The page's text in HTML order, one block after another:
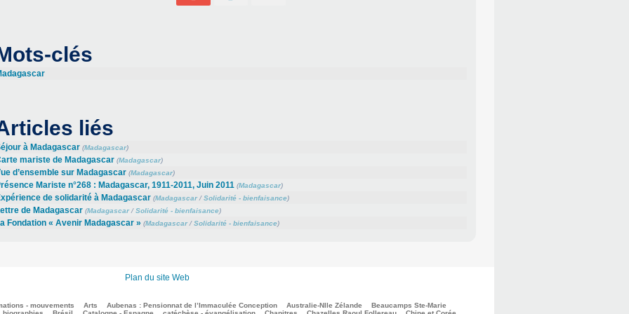
clés
liés
à Madagascar (Madagascar)
mariste de Madagascar (Madagascar)
d’ensemble sur Madagascar (Madagascar)
Mariste n°268 : Madagascar, 1911-2011, Juin 2011 (Madagascar)
de solidarité à Madagascar (Madagascar/Solidarité - bienfaisance)
de Madagascar (Madagascar/Solidarité - bienfaisance)
Fondation « Avenir Madagascar » (Madagascar/Solidarité - bienfaisance)
Plan du site Web
- mouvements Arts Aubenas : Pensionnat de l’Immaculée Conception Australie-Nlle Zélande Beaucamps Ste-Marie